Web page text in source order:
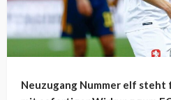
Neuzugang Nummer elf